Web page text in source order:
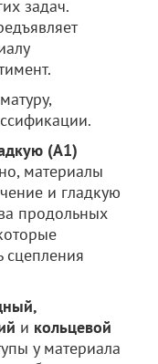
задач.
(А1)
материалы
и гладкую
продольных
сцепления
и кольцевой
у материала